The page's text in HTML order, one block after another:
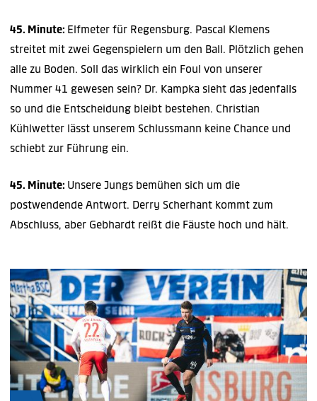
45. Minute: Elfmeter für Regensburg. Pascal Klemens
streitet mit zwei Gegenspielern um den Ball. Plötzlich gehen
alle zu Boden. Soll das wirklich ein Foul von unserer
Nummer 41 gewesen sein? Dr. Kampka sieht das jedenfalls
so und die Entscheidung bleibt bestehen. Christian
Kühlwetter lässt unserem Schlussmann keine Chance und
schiebt zur Führung ein.
45. Minute: Unsere Jungs bemühen sich um die
postwendende Antwort. Derry Scherhant kommt zum
Abschluss, aber Gebhardt reißt die Fäuste hoch und hält.